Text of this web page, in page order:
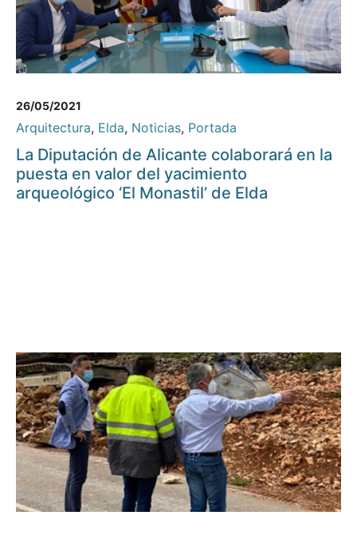
26/05/2021
Arquitectura, Elda, Noticias, Portada
La Diputación de Alicante colaborará en la
puesta en valor del yacimiento
arqueológico ‘El Monastil’ de Elda